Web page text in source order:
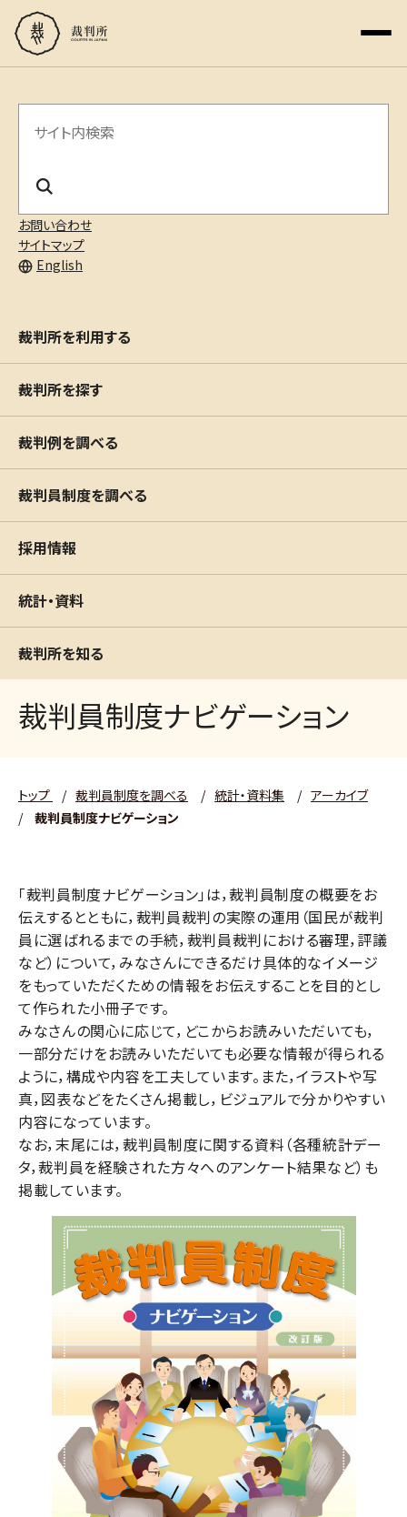
お問い合わせ
サイトマップ
English
サ
内
検
裁判所を利用する
裁判所を探す
裁判例を調べる
裁判員制度を調べる
採用情報
統計・資料
裁判所を知る
裁判員制度ナビゲーション
トップ / 裁判員制度を調べる / 統計・資料集 / アーカイブ
/
裁判員制度ナビゲーション
「裁判員制度ナビゲーション」は，裁判員制度の概要をお
伝えするとともに，裁判員裁判の実際の運用（国民が裁判
員に選ばれるまでの手続，裁判員裁判における審理，評議
など）について，みなさんにできるだけ具体的なイメージ
をもっていただくための情報をお伝えすることを目的とし
て作られた小冊子です。
みなさんの関心に応じて，どこからお読みいただいても，
一部分だけをお読みいただいても必要な情報が得られる
ように，構成や内容を工夫しています。また，イラストや写
真，図表などをたくさん掲載し，ビジュアルで分かりやすい
内容になっています。
なお，末尾には，裁判員制度に関する資料（各種統計デー
タ，裁判員を経験された方々へのアンケート結果など）も
掲載しています。